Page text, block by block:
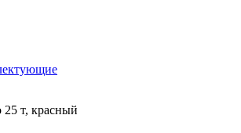
т, красный